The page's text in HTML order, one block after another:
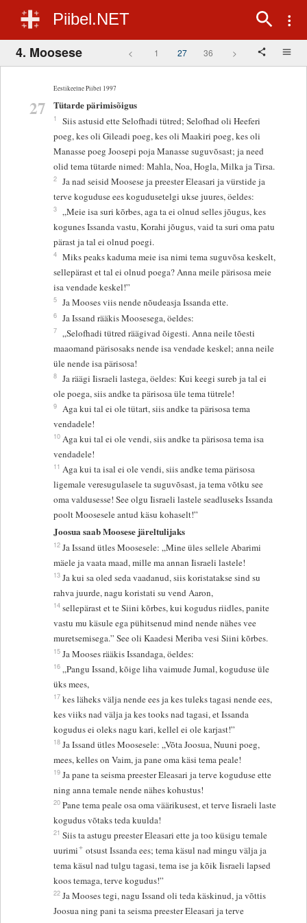
Piibel.NET
4. Moosese < 1 27 36 >
Eestikeelne Piibel 1997
27 Tütarde pärimisõigus
1
Siis astusid ette Selofhadi tütred; Selofhad oli Heeferi
poeg, kes oli Gileadi poeg, kes oli Maakiri poeg, kes oli
Manasse poeg Joosepi poja Manasse suguvõsast; ja need
olid tema tütarde nimed: Mahla, Noa, Hogla, Milka ja Tirsa.
2 Ja nad seisid Moosese ja preester Eleasari ja vürstide ja
terve koguduse ees kogudusetelgi ukse juures, öeldes:
3 „Meie isa suri kõrbes, aga ta ei olnud selles jõugus, kes
kogunes Issanda vastu, Korahi jõugus, vaid ta suri oma patu
pärast ja tal ei olnud poegi.
4 Miks peaks kaduma meie isa nimi tema suguvõsa keskelt,
sellepärast et tal ei olnud poega? Anna meile pärisosa meie
isa vendade keskel!”
5 Ja Mooses viis nende nõudeasja Issanda ette.
6 Ja Issand rääkis Moosesega, öeldes:
7 „Selofhadi tütred räägivad õigesti. Anna neile tõesti
maaomand pärisosaks nende isa vendade keskel; anna neile
üle nende isa pärisosa!
8 Ja räägi Iisraeli lastega, öeldes: Kui keegi sureb ja tal ei
ole poega, siis andke ta pärisosa üle tema tütrele!
9 Aga kui tal ei ole tütart, siis andke ta pärisosa tema
vendadele!
10 Aga kui tal ei ole vendi, siis andke ta pärisosa tema isa
vendadele!
11 Aga kui ta isal ei ole vendi, siis andke tema pärisosa
ligemale veresugulasele ta suguvõsast, ja tema võtku see
oma valdusesse! See olgu Iisraeli lastele seadluseks Issanda
poolt Moosesele antud käsu kohaselt!”
Joosua saab Moosese järeltulijaks
12 Ja Issand ütles Moosesele: „Mine üles sellele Abarimi
mäele ja vaata maad, mille ma annan Iisraeli lastele!
13 Ja kui sa oled seda vaadanud, siis koristatakse sind su
rahva juurde, nagu koristati su vend Aaron,
14 sellepärast et te Siini kõrbes, kui kogudus riidles, panite
vastu mu käsule ega pühitsenud mind nende nähes vee
muretsemisega.” See oli Kaadesi Meriba vesi Siini kõrbes.
15 Ja Mooses rääkis Issandaga, öeldes:
16 „Pangu Issand, kõige liha vaimude Jumal, koguduse üle
üks mees,
17 kes läheks välja nende ees ja kes tuleks tagasi nende ees,
kes viiks nad välja ja kes tooks nad tagasi, et Issanda
kogudus ei oleks nagu kari, kellel ei ole karjast!”
18 Ja Issand ütles Moosesele: „Võta Joosua, Nuuni poeg,
mees, kelles on Vaim, ja pane oma käsi tema peale!
19 Ja pane ta seisma preester Eleasari ja terve koguduse ette
ning anna temale nende nähes kohustus!
20 Pane tema peale osa oma väärikusest, et terve Iisraeli laste
kogudus võtaks teda kuulda!
21 Siis ta astugu preester Eleasari ette ja too küsigu temale
uurimi+ otsust Issanda ees; tema käsul nad mingu välja ja
tema käsul nad tulgu tagasi, tema ise ja kõik Iisraeli lapsed
koos temaga, terve kogudus!”
22 Ja Mooses tegi, nagu Issand oli teda käskinud, ja võttis
Joosua ning pani ta seisma preester Eleasari ja terve